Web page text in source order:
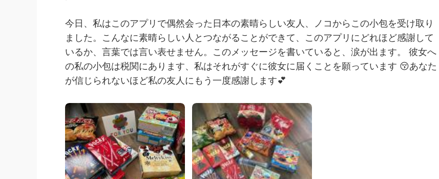
今日、私はこのアプリで偶然会った日本の素晴らしい友人、ノコからこの小包を受け取り
ました。こんなに素晴らしい人とつながることができて、このアプリにどれほど感謝して
いるか、言葉では言い表せません。このメッセージを書いていると、涙が出ます。 彼女へ
の私の小包は税関にあります、私はそれがすぐに彼女に届くことを願っています 😚あなた
が信じられないほど私の友人にもう一度感謝します💕